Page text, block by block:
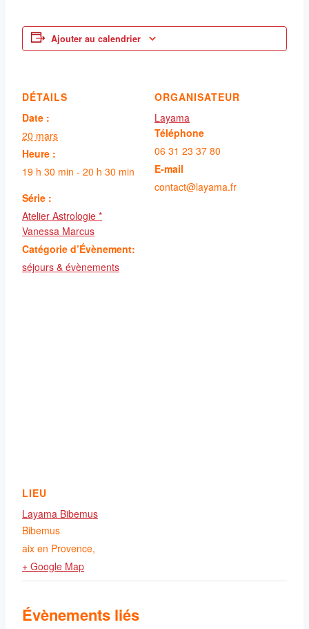
Ajouter au calendrier
DÉTAILS
Date :
20 mars
Heure :
19 h 30 min - 20 h 30 min
Série :
Atelier Astrologie *
Vanessa Marcus
Catégorie d’Évènement:
séjours & évènements
ORGANISATEUR
Layama
Téléphone
06 31 23 37 80
E-mail
contact@layama.fr
LIEU
Layama Bibemus
Bibemus
aix en Provence,
+ Google Map
Évènements liés